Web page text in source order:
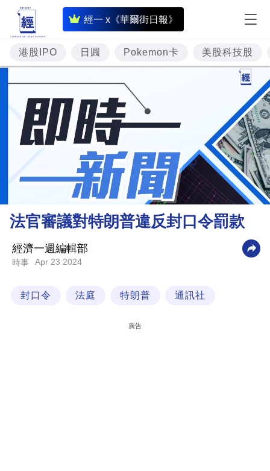
經一 x《華爾街日報》
即
時
財
經
專
題
投
資
樓
市
財
商
業
技
港股IPO 日圓 Pokemon卡 美股科技股
法官審議對特朗普違反封口令罰款
經濟一週編輯部
時事 Apr 23 2024
封口令 法庭 特朗普 通訊社
廣告